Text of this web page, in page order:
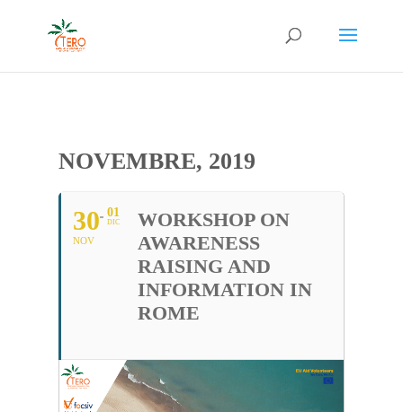
NOVEMBRE, 2019
30
NOV
01
DIC
WORKSHOP ON
AWARENESS
RAISING AND
INFORMATION IN
ROME